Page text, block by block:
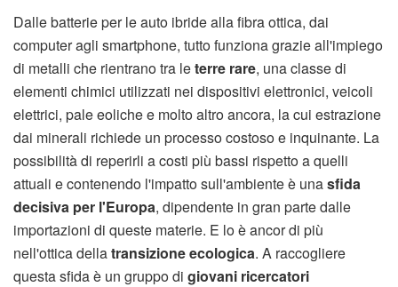
Dalle batterie per le auto ibride alla fibra ottica, dai
computer agli smartphone, tutto funziona grazie all'impiego
di metalli che rientrano tra leterre rare, una classe di
elementi chimici utilizzati nei dispositivi elettronici, veicoli
elettrici, pale eoliche e molto altro ancora, la cui estrazione
dai minerali richiede un processo costoso e inquinante. La
possibilità di reperirli a costi più bassi rispetto a quelli
attuali e contenendo l'impatto sull'ambiente è unasfida
decisiva per l'Europa, dipendente in gran parte dalle
importazioni di queste materie. E lo è ancor di più
nell'ottica dellatransizione ecologica. A raccogliere
questa sfida è un gruppo di giovani ricercatori